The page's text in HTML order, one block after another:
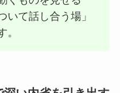
いて話し合う場」
。